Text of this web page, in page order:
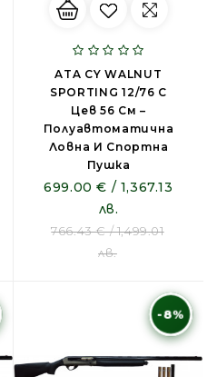
ATA CY WALNUT
SPORTING 12/76 С
Цев 56 См –
Полуавтоматична
Ловна И Спортна
Пушка
699.00 € / 1,367.13
лв.
766.43 € / 1,499.01
лв.
-8%